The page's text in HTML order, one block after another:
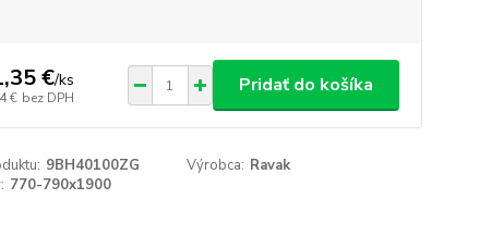
€/ks
€ bez DPH
Pridať do košíka
9BH40100ZG Výrobca: Ravak
770-790x1900